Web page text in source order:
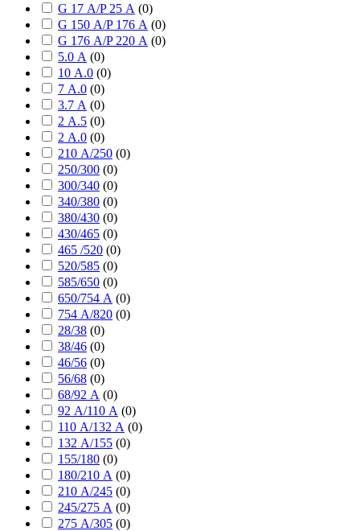
G 17 А/P 25 А (0)
G 150 А/P 176 А (0)
G 176 А/P 220 А (0)
5.0 А (0)
10 А.0 (0)
7 А.0 (0)
3.7 А (0)
2 А.5 (0)
2 А.0 (0)
210 А/250 (0)
250/300 (0)
300/340 (0)
340/380 (0)
380/430 (0)
430/465 (0)
465 /520 (0)
520/585 (0)
585/650 (0)
650/754 А (0)
754 А/820 (0)
28/38 (0)
38/46 (0)
46/56 (0)
56/68 (0)
68/92 А (0)
92 А/110 А (0)
110 А/132 А (0)
132 А/155 (0)
155/180 (0)
180/210 А (0)
210 А/245 (0)
245/275 А (0)
275 А/305 (0)